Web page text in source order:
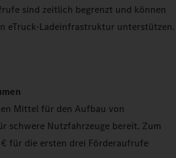
sind zeitlich begrenzt und können
eTruck-Ladeinfrastruktur unterstützen.
Mittel für den Aufbau von
schwere Nutzfahrzeuge bereit. Zum
für die ersten drei Förderaufrufe